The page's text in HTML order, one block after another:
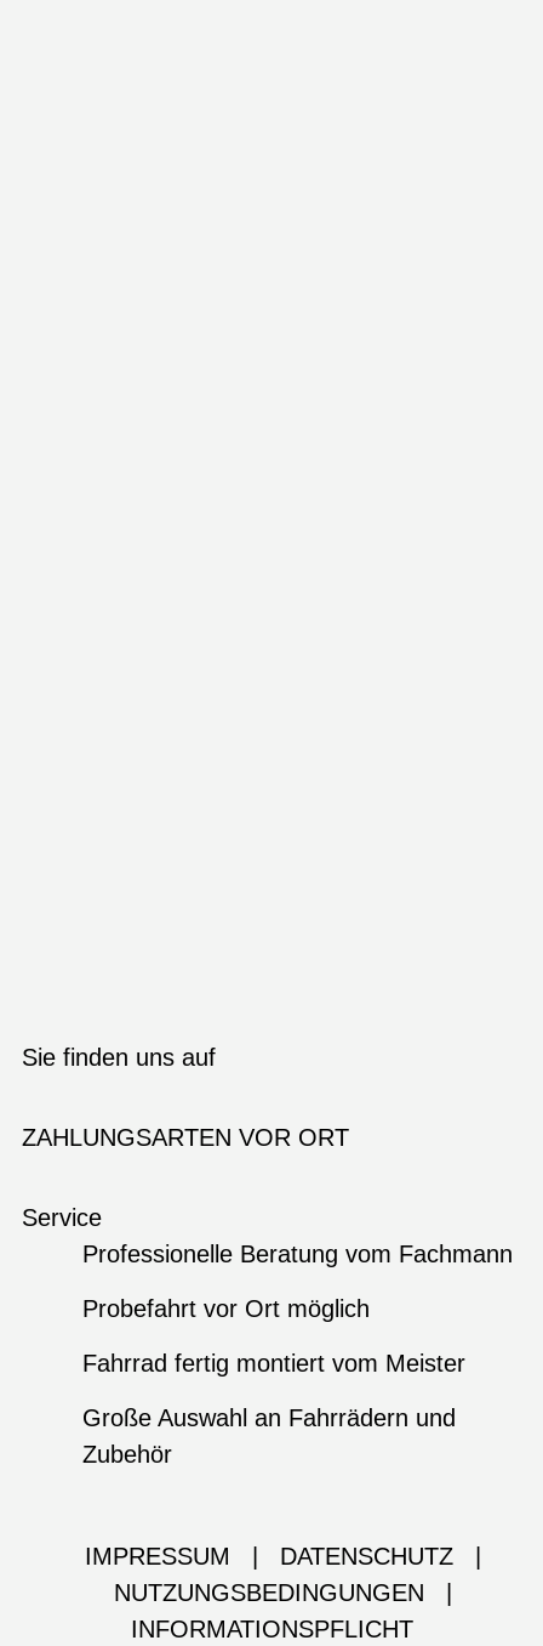
Sie finden uns auf
ZAHLUNGSARTEN VOR ORT
Service
Professionelle Beratung vom Fachmann
Probefahrt vor Ort möglich
Fahrrad fertig montiert vom Meister
Große Auswahl an Fahrrädern und
Zubehör
IMPRESSUM DATENSCHUTZ
NUTZUNGSBEDINGUNGEN
INFORMATIONSPFLICHT